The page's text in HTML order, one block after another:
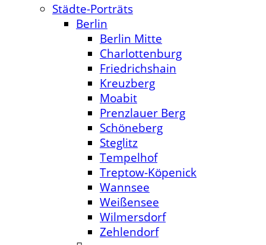
Städte-Porträts
Berlin
Berlin Mitte
Charlottenburg
Friedrichshain
Kreuzberg
Moabit
Prenzlauer Berg
Schöneberg
Steglitz
Tempelhof
Treptow-Köpenick
Wannsee
Weißensee
Wilmersdorf
Zehlendorf